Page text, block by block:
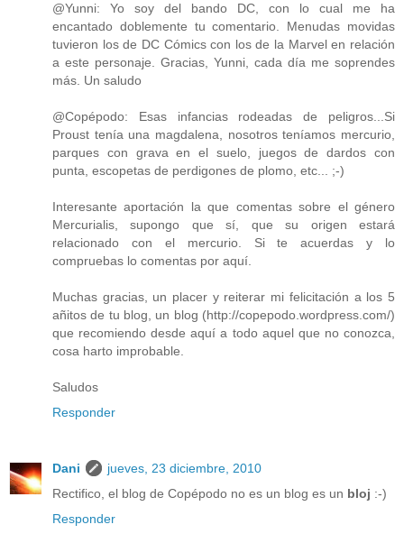
@Yunni: Yo soy del bando DC, con lo cual me ha
encantado doblemente tu comentario. Menudas movidas
tuvieron los de DC Cómics con los de la Marvel en relación
a este personaje. Gracias, Yunni, cada día me soprendes
más. Un saludo
@Copépodo: Esas infancias rodeadas de peligros...Si
Proust tenía una magdalena, nosotros teníamos mercurio,
parques con grava en el suelo, juegos de dardos con
punta, escopetas de perdigones de plomo, etc... ;-)
Interesante aportación la que comentas sobre el género
Mercurialis, supongo que sí, que su origen estará
relacionado con el mercurio. Si te acuerdas y lo
compruebas lo comentas por aquí.
Muchas gracias, un placer y reiterar mi felicitación a los 5
añitos de tu blog, un blog (http://copepodo.wordpress.com/)
que recomiendo desde aquí a todo aquel que no conozca,
cosa harto improbable.
Saludos
Responder
Dani
jueves, 23 diciembre, 2010
Rectifico, el blog de Copépodo no es un blog es un bloj :-)
Responder